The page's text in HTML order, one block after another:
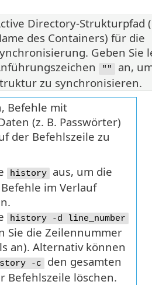
Directory-Strukturpfad
des Containers) für die
Geben Sie
""
an,
zu synchronisieren.
Befehle mit
(z. B. Passwörter)
der Befehlszeile zu
history
aus, um die
im Verlauf
history -d line_number
Sie die Zeilennummer
an). Alternativ können
-c
den gesamten
Befehlszeile löschen.